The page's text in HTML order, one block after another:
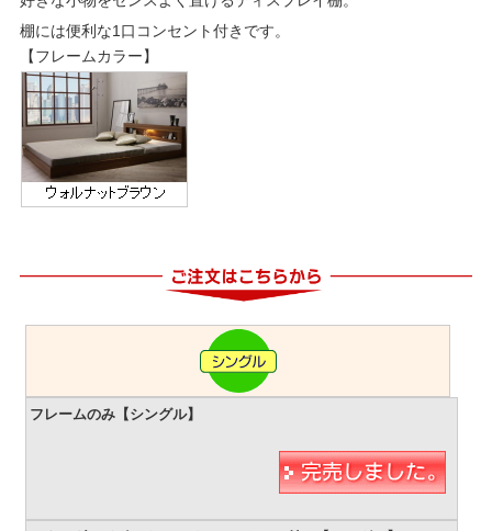
棚には便利な1口コンセント付きです。
【フレームカラー】